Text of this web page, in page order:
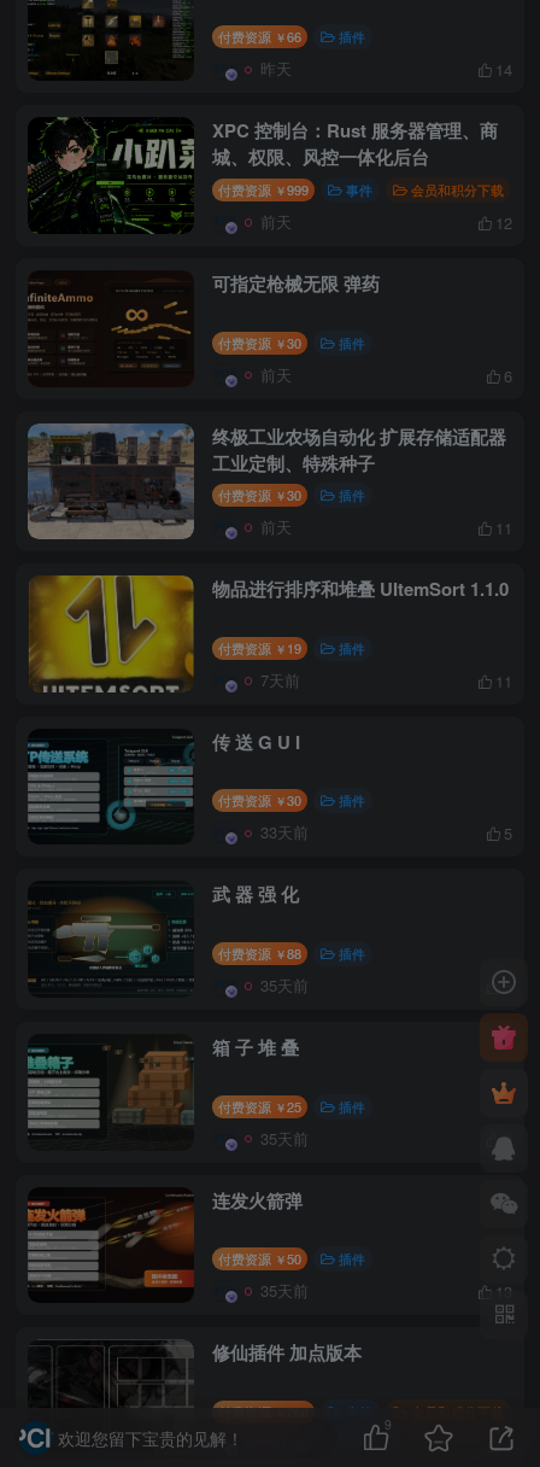
付费资源 ￥66 插件
昨天 14
XPC 控制台：Rust 服务器管理、商
城、权限、风控一体化后台
付费资源 ￥999 事件 会员和积分下载
前天 12
可指定枪械无限 弹药
付费资源 ￥30 插件
前天 6
终极工业农场自动化 扩展存储适配器
工业定制、特殊种子
付费资源 ￥30 插件
前天 11
物品进行排序和堆叠 UItemSort 1.1.0
付费资源 ￥ 19 插件
7天前 11
传 送 G U I
付费资源 ￥30 插件
33天前 5
武 器 强 化
付费资源 ￥88 插件
35天前 5
箱 子 堆 叠
付费资源 ￥25 插件
35天前 9
连发火箭弹
付费资源 ￥50 插件
35天前 13
修仙插件 加点版本
付费资源 ￥266 事件 会员和积分下载
7
欢迎您留下宝贵的见解！
9